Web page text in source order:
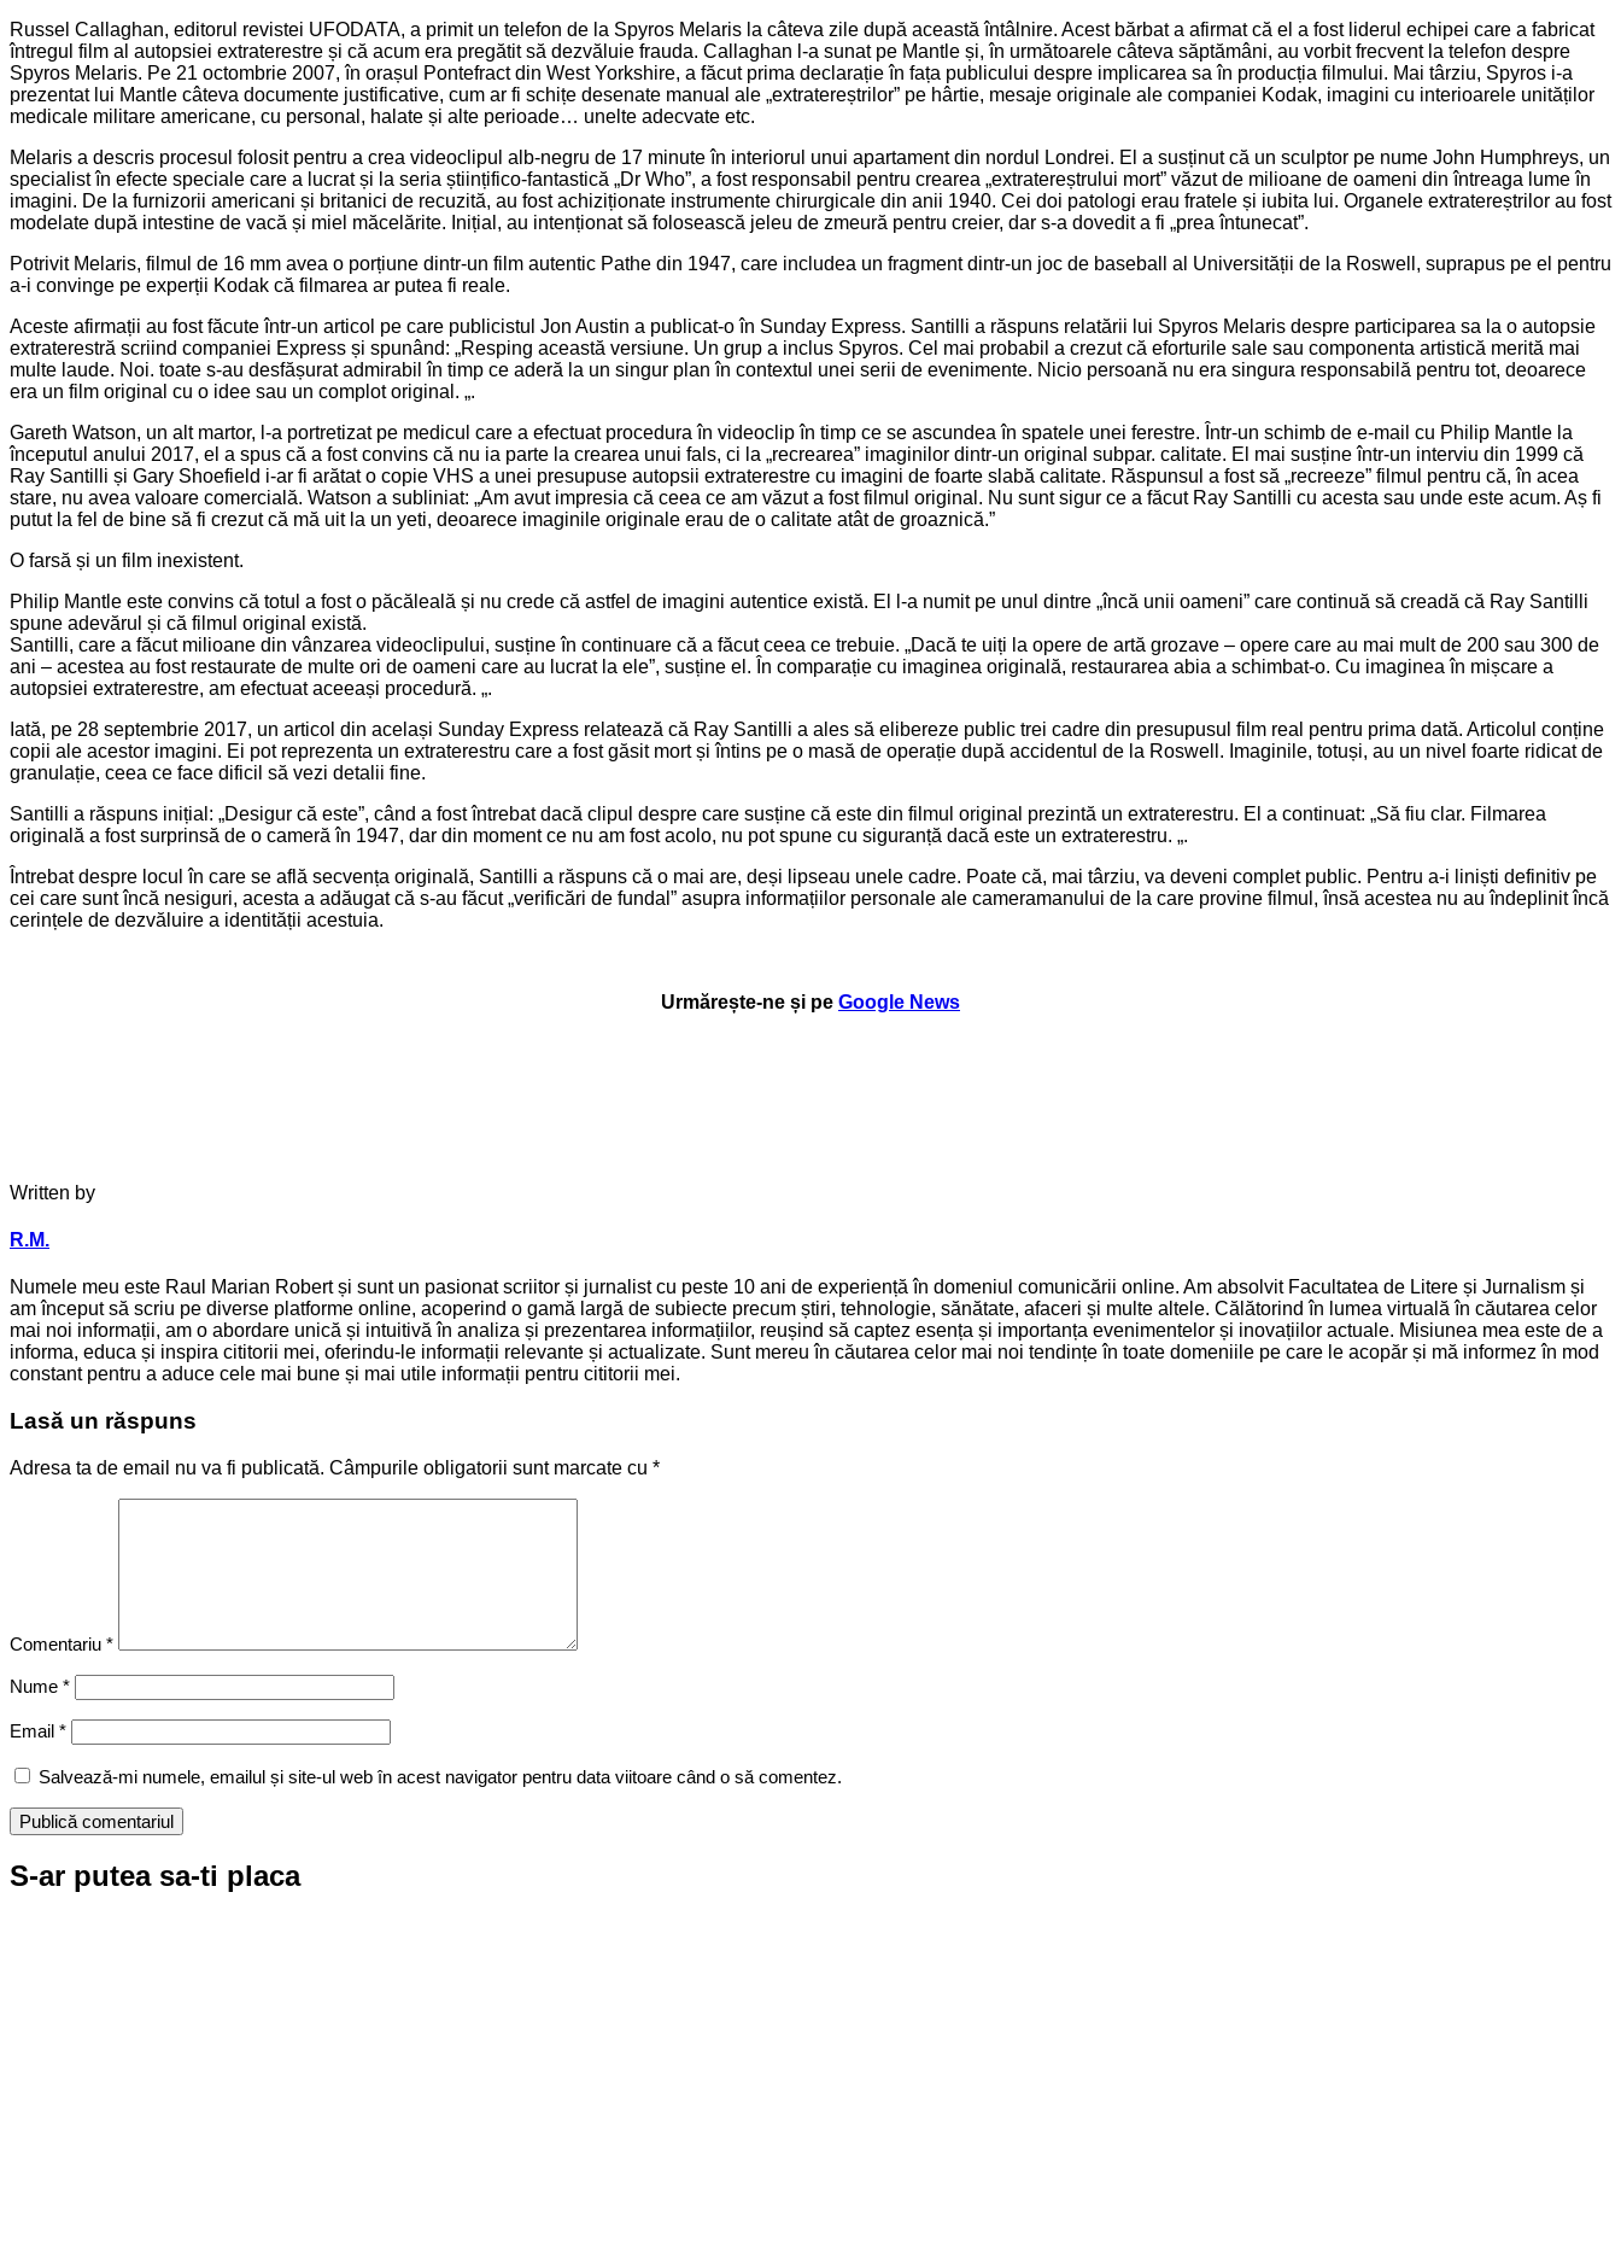
Russel Callaghan, editorul revistei UFODATA, a primit un telefon de la Spyros Melaris la câteva zile după această întâlnire. Acest bărbat a afirmat că el a fost liderul echipei care a fabricat
întregul film al autopsiei extraterestre și că acum era pregătit să dezvăluie frauda. Callaghan l-a sunat pe Mantle și, în următoarele câteva săptămâni, au vorbit frecvent la telefon despre
Spyros Melaris. Pe 21 octombrie 2007, în orașul Pontefract din West Yorkshire, a făcut prima declarație în fața publicului despre implicarea sa în producția filmului. Mai târziu, Spyros i-a
prezentat lui Mantle câteva documente justificative, cum ar fi schițe desenate manual ale „extratereștrilor” pe hârtie, mesaje originale ale companiei Kodak, imagini cu interioarele unităților
medicale militare americane, cu personal, halate și alte perioade… unelte adecvate etc.
Melaris a descris procesul folosit pentru a crea videoclipul alb-negru de 17 minute în interiorul unui apartament din nordul Londrei. El a susținut că un sculptor pe nume John Humphreys, un
specialist în efecte speciale care a lucrat și la seria științifico-fantastică „Dr Who”, a fost responsabil pentru crearea „extratereștrului mort” văzut de milioane de oameni din întreaga lume în
imagini. De la furnizorii americani și britanici de recuzită, au fost achiziționate instrumente chirurgicale din anii 1940. Cei doi patologi erau fratele și iubita lui. Organele extratereștrilor au fost
modelate după intestine de vacă și miel măcelărite. Inițial, au intenționat să folosească jeleu de zmeură pentru creier, dar s-a dovedit a fi „prea întunecat”.
Potrivit Melaris, filmul de 16 mm avea o porțiune dintr-un film autentic Pathe din 1947, care includea un fragment dintr-un joc de baseball al Universității de la Roswell, suprapus pe el pentru
a-i convinge pe experții Kodak că filmarea ar putea fi reale.
Aceste afirmații au fost făcute într-un articol pe care publicistul Jon Austin a publicat-o în Sunday Express. Santilli a răspuns relatării lui Spyros Melaris despre participarea sa la o autopsie
extraterestră scriind companiei Express și spunând: „Resping această versiune. Un grup a inclus Spyros. Cel mai probabil a crezut că eforturile sale sau componenta artistică merită mai
multe laude. Noi. toate s-au desfășurat admirabil în timp ce aderă la un singur plan în contextul unei serii de evenimente. Nicio persoană nu era singura responsabilă pentru tot, deoarece
era un film original cu o idee sau un complot original. „.
Gareth Watson, un alt martor, l-a portretizat pe medicul care a efectuat procedura în videoclip în timp ce se ascundea în spatele unei ferestre. Într-un schimb de e-mail cu Philip Mantle la
începutul anului 2017, el a spus că a fost convins că nu ia parte la crearea unui fals, ci la „recrearea” imaginilor dintr-un original subpar. calitate. El mai susține într-un interviu din 1999 că
Ray Santilli și Gary Shoefield i-ar fi arătat o copie VHS a unei presupuse autopsii extraterestre cu imagini de foarte slabă calitate. Răspunsul a fost să „recreeze” filmul pentru că, în acea
stare, nu avea valoare comercială. Watson a subliniat: „Am avut impresia că ceea ce am văzut a fost filmul original. Nu sunt sigur ce a făcut Ray Santilli cu acesta sau unde este acum. Aș fi
putut la fel de bine să fi crezut că mă uit la un yeti, deoarece imaginile originale erau de o calitate atât de groaznică.”
O farsă și un film inexistent.
Philip Mantle este convins că totul a fost o păcăleală și nu crede că astfel de imagini autentice există. El l-a numit pe unul dintre „încă unii oameni” care continuă să creadă că Ray Santilli
spune adevărul și că filmul original există.
Santilli, care a făcut milioane din vânzarea videoclipului, susține în continuare că a făcut ceea ce trebuie. „Dacă te uiți la opere de artă grozave – opere care au mai mult de 200 sau 300 de
ani – acestea au fost restaurate de multe ori de oameni care au lucrat la ele”, susține el. În comparație cu imaginea originală, restaurarea abia a schimbat-o. Cu imaginea în mișcare a
autopsiei extraterestre, am efectuat aceeași procedură. „.
Iată, pe 28 septembrie 2017, un articol din același Sunday Express relatează că Ray Santilli a ales să elibereze public trei cadre din presupusul film real pentru prima dată. Articolul conține
copii ale acestor imagini. Ei pot reprezenta un extraterestru care a fost găsit mort și întins pe o masă de operație după accidentul de la Roswell. Imaginile, totuși, au un nivel foarte ridicat de
granulație, ceea ce face dificil să vezi detalii fine.
Santilli a răspuns inițial: „Desigur că este”, când a fost întrebat dacă clipul despre care susține că este din filmul original prezintă un extraterestru. El a continuat: „Să fiu clar. Filmarea
originală a fost surprinsă de o cameră în 1947, dar din moment ce nu am fost acolo, nu pot spune cu siguranță dacă este un extraterestru. „.
Întrebat despre locul în care se află secvența originală, Santilli a răspuns că o mai are, deși lipseau unele cadre. Poate că, mai târziu, va deveni complet public. Pentru a-i liniști definitiv pe
cei care sunt încă nesiguri, acesta a adăugat că s-au făcut „verificări de fundal” asupra informațiilor personale ale cameramanului de la care provine filmul, însă acestea nu au îndeplinit încă
cerințele de dezvăluire a identității acestuia.
Urmărește-ne și pe Google News
Written by
R.M.
Numele meu este Raul Marian Robert și sunt un pasionat scriitor și jurnalist cu peste 10 ani de experiență în domeniul comunicării online. Am absolvit Facultatea de Litere și Jurnalism și
am început să scriu pe diverse platforme online, acoperind o gamă largă de subiecte precum știri, tehnologie, sănătate, afaceri și multe altele. Călătorind în lumea virtuală în căutarea celor
mai noi informații, am o abordare unică și intuitivă în analiza și prezentarea informațiilor, reușind să captez esența și importanța evenimentelor și inovațiilor actuale. Misiunea mea este de a
informa, educa și inspira cititorii mei, oferindu-le informații relevante și actualizate. Sunt mereu în căutarea celor mai noi tendințe în toate domeniile pe care le acopăr și mă informez în mod
constant pentru a aduce cele mai bune și mai utile informații pentru cititorii mei.
Lasă un răspuns
Adresa ta de email nu va fi publicată. Câmpurile obligatorii sunt marcate cu *
Comentariu *
Nume *
Email *
Salvează-mi numele, emailul și site-ul web în acest navigator pentru data viitoare când o să comentez.
S-ar putea sa-ti placa